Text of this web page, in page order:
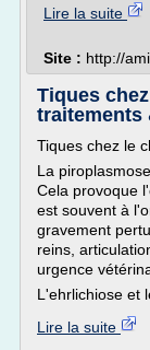
Lire la suite
Site : http://
Tiques
traitements
Tiques chez le
La
Cela provoque
est souvent à
gravement
reins,
urgence
L'ehrlichiose et
Lire la suite